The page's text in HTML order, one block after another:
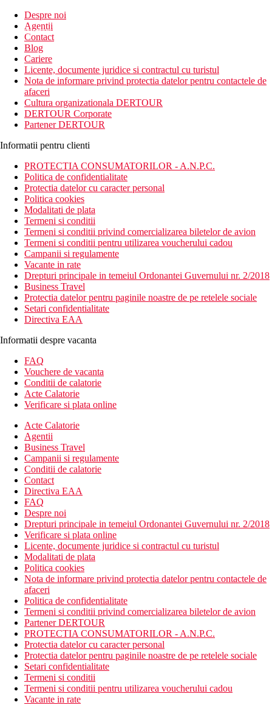
newsletter!
Despre noi
Agentii
Contact
Blog
Cariere
Licente, documente juridice si contractul cu turistul
Nota de informare privind protectia datelor pentru contactele de
afaceri
Cultura organizationala DERTOUR
DERTOUR Corporate
Partener DERTOUR
Informatii pentru clienti
PROTECTIA CONSUMATORILOR - A.N.P.C.
Politica de confidentialitate
Protectia datelor cu caracter personal
Politica cookies
Modalitati de plata
Termeni si conditii
Termeni si conditii privind comercializarea biletelor de avion
Termeni si conditii pentru utilizarea voucherului cadou
Campanii si regulamente
Vacante in rate
Drepturi principale in temeiul Ordonantei Guvernului nr. 2/2018
Business Travel
Protectia datelor pentru paginile noastre de pe retelele sociale
Setari confidentialitate
Directiva EAA
Informatii despre vacanta
FAQ
Vouchere de vacanta
Conditii de calatorie
Acte Calatorie
Verificare si plata online
Acte Calatorie
Agentii
Business Travel
Campanii si regulamente
Conditii de calatorie
Contact
Directiva EAA
FAQ
Despre noi
Drepturi principale in temeiul Ordonantei Guvernului nr. 2/2018
Verificare si plata online
Licente, documente juridice si contractul cu turistul
Modalitati de plata
Politica cookies
Nota de informare privind protectia datelor pentru contactele de
afaceri
Politica de confidentialitate
Termeni si conditii privind comercializarea biletelor de avion
Partener DERTOUR
PROTECTIA CONSUMATORILOR - A.N.P.C.
Protectia datelor cu caracter personal
Protectia datelor pentru paginile noastre de pe retelele sociale
Setari confidentialitate
Termeni si conditii
Termeni si conditii pentru utilizarea voucherului cadou
Vacante in rate